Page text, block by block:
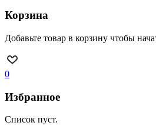
Корзина
Добавьте товар в корзину чтобы
0
Избранное
Список пуст.